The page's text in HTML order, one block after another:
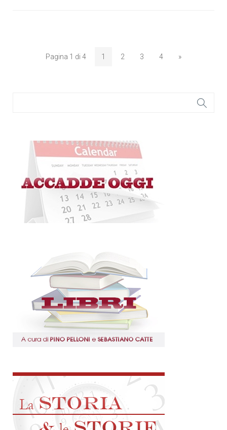
Pagina 1 di 4 1 2 3 4 »